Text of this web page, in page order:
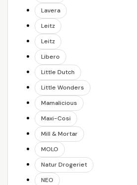
Lavera
Leitz
Leitz
Libero
Little Dutch
Little Wonders
Mamalicious
Maxi-Cosi
Mill & Mortar
MOLO
Natur Drogeriet
NEO